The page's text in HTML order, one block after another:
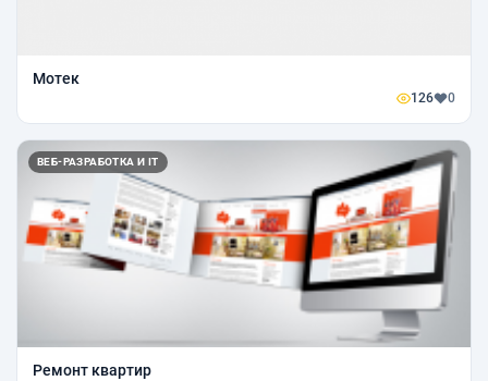
Мотек
126 0
ВЕБ-РАЗРАБОТКА И IT
Ремонт квартир